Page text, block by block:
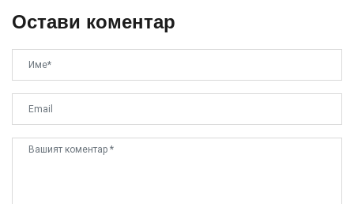
Остави коментар